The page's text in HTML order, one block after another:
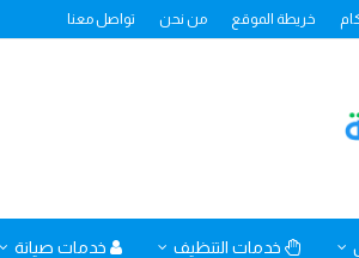
خريطة الموقع من نحن تواصل معنا
خدمات التنظيف خدمات صيانة